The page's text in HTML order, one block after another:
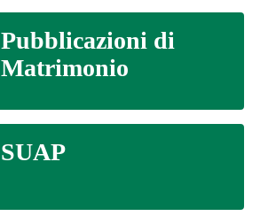
Pubblicazioni di
Matrimonio
SUAP